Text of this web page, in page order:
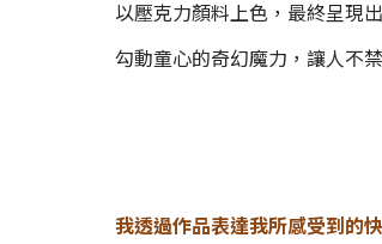
以壓克力顏料上色，最終呈現
勾動童心的奇幻魔力，讓人不
我透過作品表達我所感受到的